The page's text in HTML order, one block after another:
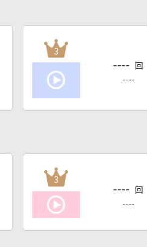
3
---- 回
----
3
---- 回
----